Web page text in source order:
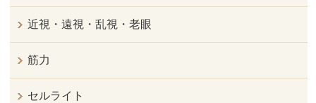
近視・遠視・乱視・老眼
筋力
セルライト